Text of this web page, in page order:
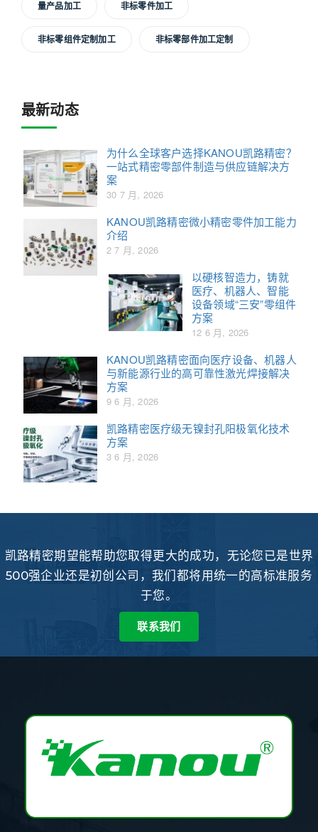
量产品加工 非标零件加工
非标零组件定制加工 非标零部件加工定制
最新动态
为什么全球客户选择KANOU凯路精密？
一站式精密零部件制造与供应链解决方
案
30 7 月, 2026
KANOU凯路精密微小精密零件加工能力
介绍
2 7 月, 2026
以硬核智造力，铸就
医疗、机器人、智能
设备领域“三安”零组件
方案
12 6 月, 2026
KANOU凯路精密面向医疗设备、机器人
与新能源行业的高可靠性激光焊接解决
方案
9 6 月, 2026
凯路精密医疗级无镍封孔阳极氧化技术
方案
3 6 月, 2026
凯路精密期望能帮助您取得更大的成功，无论您已是世界
500强企业还是初创公司，我们都将用统一的高标准服务
于您。
联系我们